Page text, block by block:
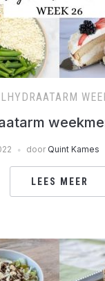
door Quint Kames
LEES MEER